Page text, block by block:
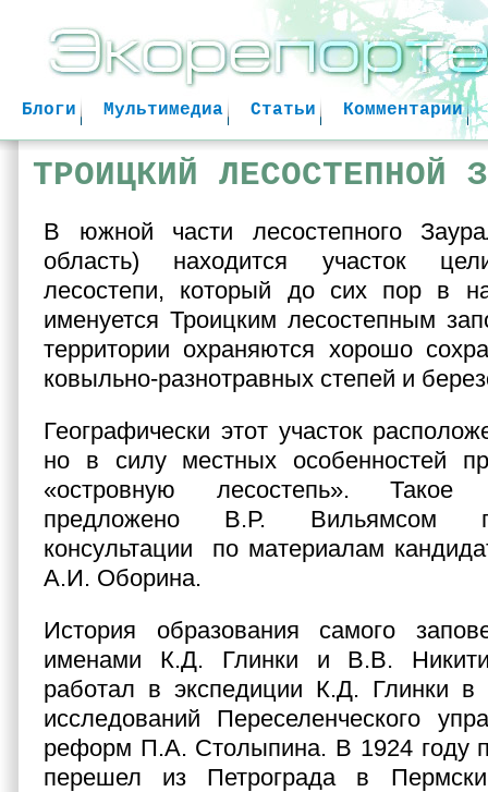
Комментарии
Статьи
Мультимедиа
Блоги
ТРОИЦКИЙ ЛЕСОСТЕПНОЙ
В южной части лесостепного
область) находится участок
лесостепи, который до сих пор в
именуется Троицким лесостепным
территории охраняются хорошо
ковыльно-разнотравных степей и
Географически этот участок
но в силу местных особенностей
«островную лесостепь».
предложено В.Р. Вильямсом
консультации по материалам
А.И. Оборина.
История образования самого
именами К.Д. Глинки и В.В.
работал в экспедиции К.Д. Глинки в
исследований Переселенческого
реформ П.А. Столыпина. В 1924 году
перешел из Петрограда в